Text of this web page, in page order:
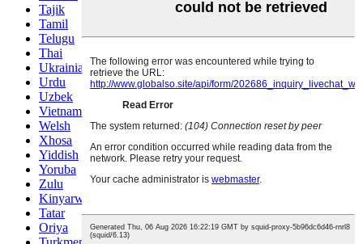
Tajik
Tamil
Telugu
Thai
Ukrainian
Urdu
Uzbek
Vietnamese
Welsh
Xhosa
Yiddish
Yoruba
Zulu
Kinyarwanda
Tatar
Oriya